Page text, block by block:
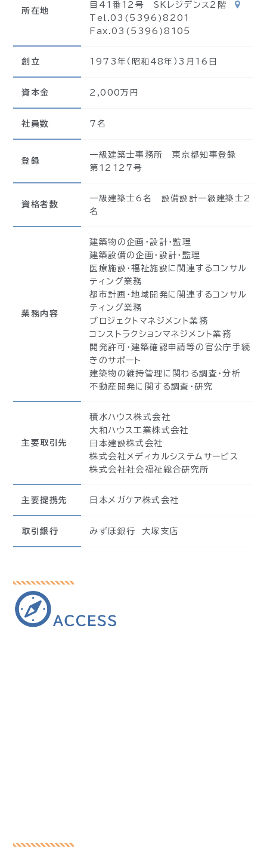
所在地
目41番12号 SKレジデンス2階
Tel.03(5396)8201
Fax.03(5396)8105
創立 1973年（昭和48年）3月16日
資本金 2,000万円
社員数 7名
登録
一級建築士事務所 東京都知事登録
第12127号
資格者数
一級建築士6名
設備設計一級建築士2
名
業務内容
建築物の企画・設計・監理
建築設備の企画・設計・監理
医療施設・福祉施設に関連するコンサル
ティング業務
都市計画・地域開発に関連するコンサル
ティング業務
プロジェクトマネジメント業務
コンストラクションマネジメント業務
開発許可・建築確認申請等の官公庁手続
きのサポート
建築物の維持管理に関わる調査・分析
不動産開発に関する調査・研究
主要取引先
積水ハウス株式会社
大和ハウス工業株式会社
日本建設株式会社
株式会社メディカルシステムサービス
株式会社社会福祉総合研究所
主要提携先 日本メガケア株式会社
取引銀行 みずほ銀行 大塚支店